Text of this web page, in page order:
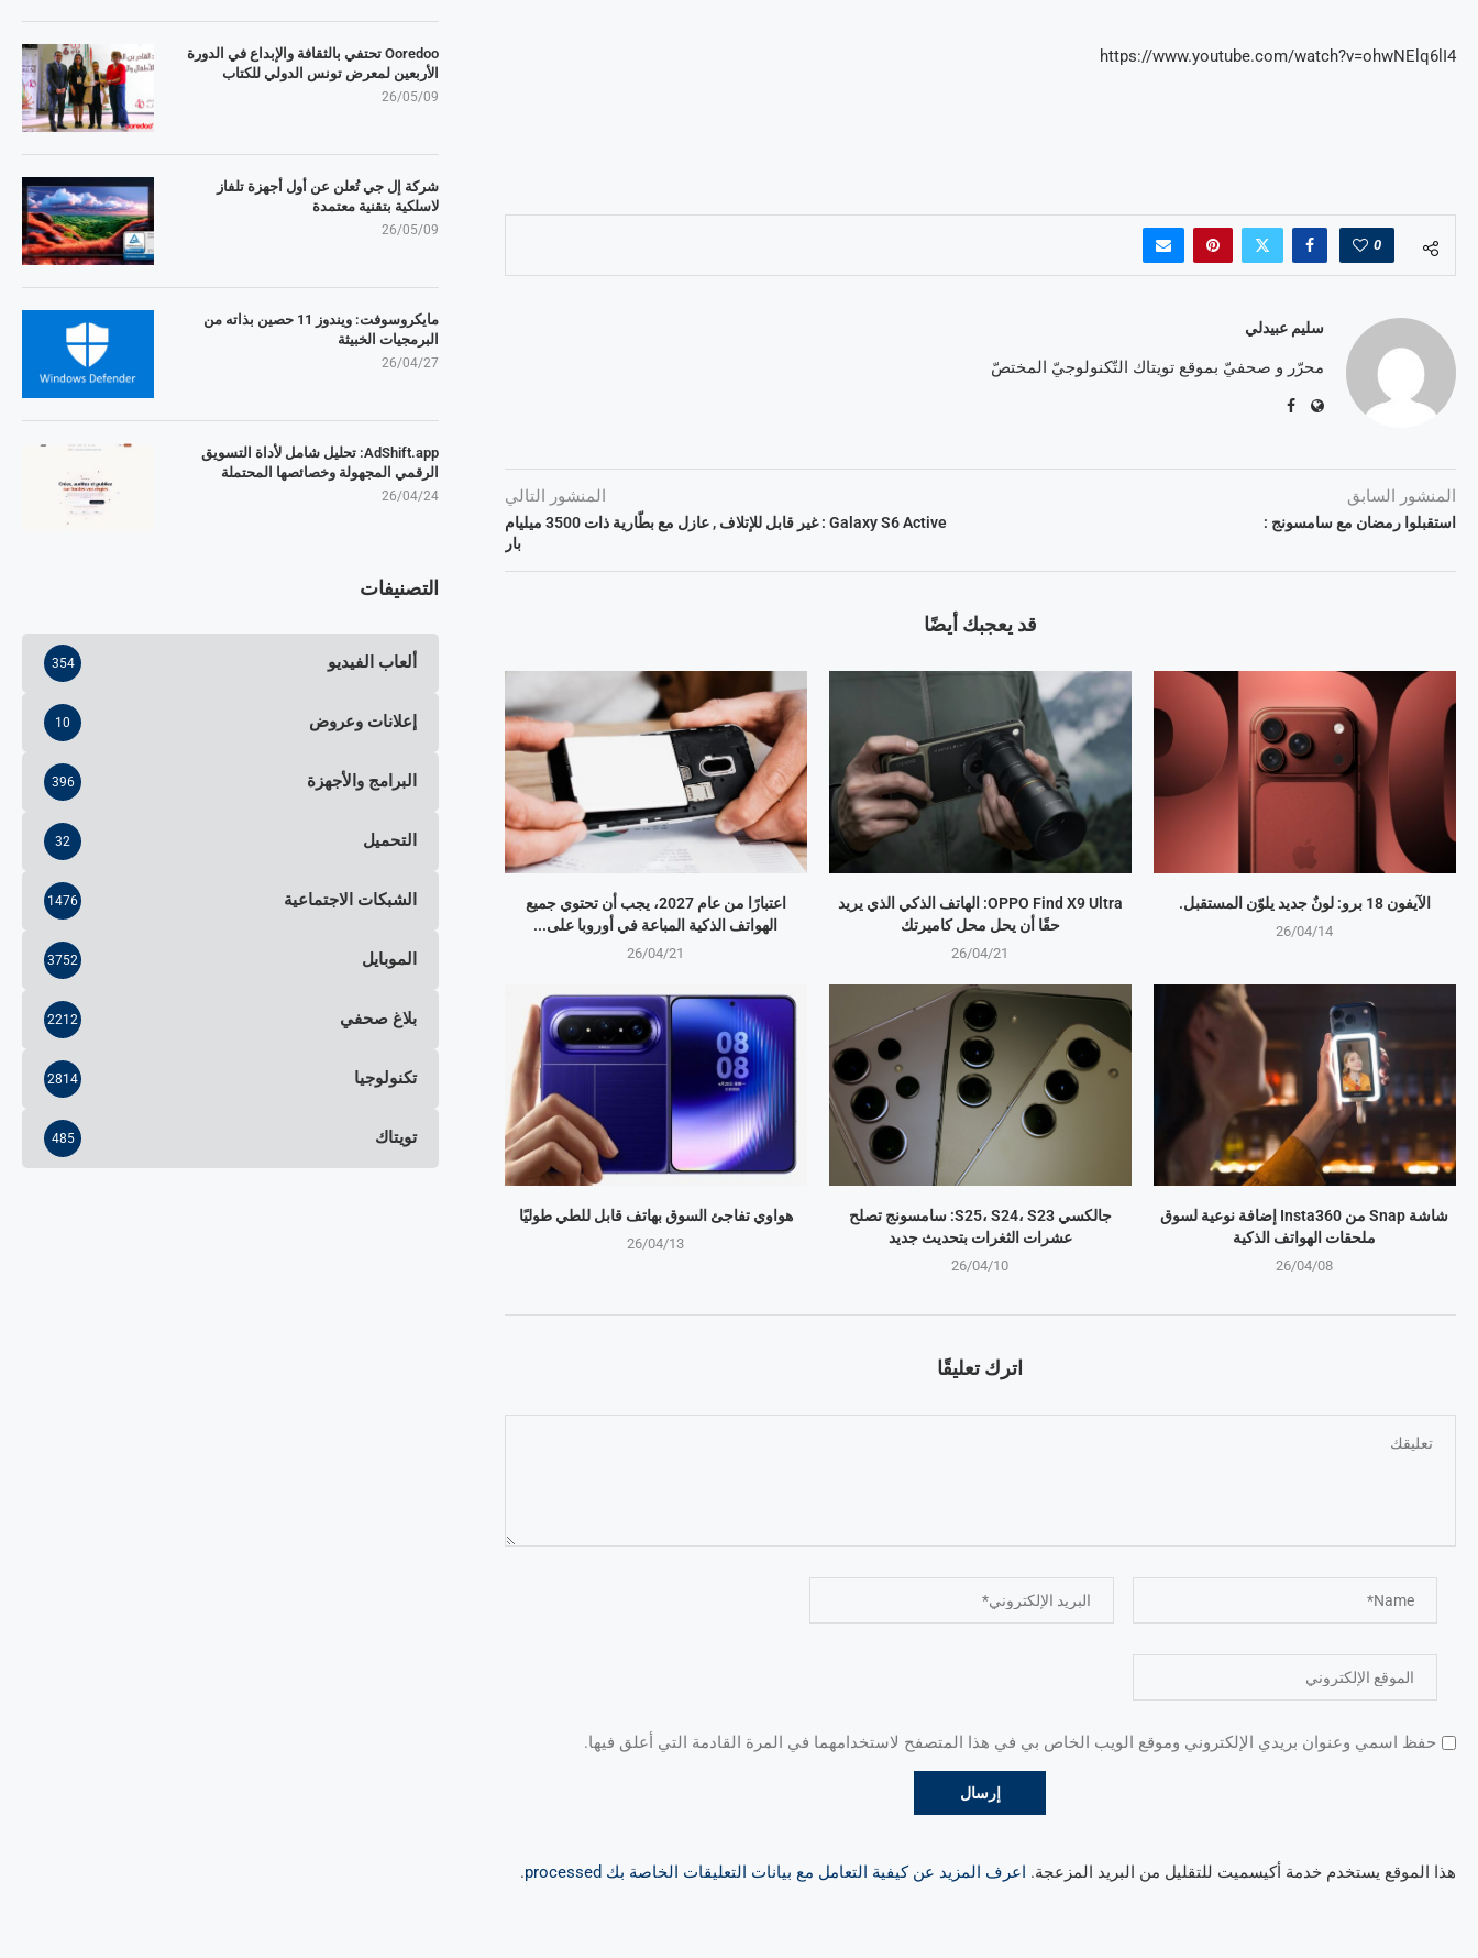
https://www.youtube.com/watch?v=ohwNElq6lI4
0
سليم عبيدلي
محرّر و صحفيّ بموقع تويتاك التّكنولوجيّ المختصّ
المنشور السابق
استقبلوا رمضان مع سامسونج :
المنشور التالي
Galaxy S6 Active : غير قابل للإتلاف , عازل مع بطّارية ذات 3500 ميليام
بار
قد يعجبك أيضًا
اعتبارًا من عام 2027، يجب أن تحتوي جميع
الهواتف الذكية المباعة في أوروبا على...
26/04/21
OPPO Find X9 Ultra: الهاتف الذكي الذي يريد
حقًا أن يحل محل كاميرتك
26/04/21
الآيفون 18 برو: لونٌ جديد يلوّن المستقبل.
26/04/14
هواوي تفاجئ السوق بهاتف قابل للطي طوليًا
26/04/13
جالكسي S25، S24، S23: سامسونج تصلح
عشرات الثغرات بتحديث جديد
26/04/10
شاشة Snap من Insta360 إضافة نوعية لسوق
ملحقات الهواتف الذكية
26/04/08
اترك تعليقًا
حفظ اسمي وعنوان بريدي الإلكتروني وموقع الويب الخاص بي في هذا المتصفح لاستخدامهما في المرة القادمة التي أعلق فيها.
هذا الموقع يستخدم خدمة أكيسميت للتقليل من البريد المزعجة. اعرف المزيد عن كيفية التعامل مع بيانات التعليقات الخاصة بك processed .
Ooredoo تحتفي بالثقافة والإبداع في الدورة
الأربعين لمعرض تونس الدولي للكتاب
26/05/09
شركة إل جي تُعلن عن أول أجهزة تلفاز
لاسلكية بتقنية معتمدة
26/05/09
مايكروسوفت: ويندوز 11 حصين بذاته من
البرمجيات الخبيثة
26/04/27
AdShift.app: تحليل شامل لأداة التسويق
الرقمي المجهولة وخصائصها المحتملة
26/04/24
التصنيفات
ألعاب الفيديو 354
إعلانات وعروض 10
البرامج والأجهزة 396
التحميل 32
الشبكات الاجتماعية 1476
الموبايل 3752
بلاغ صحفي 2212
تكنولوجيا 2814
تويتاك 485